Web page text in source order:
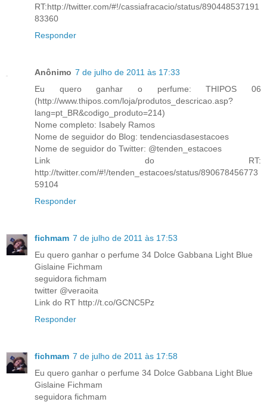
RT:http://twitter.com/#!/cassiafracacio/status/890448537191
83360
Responder
Anônimo 7 de julho de 2011 às 17:33
Eu quero ganhar o perfume: THIPOS 06
(http://www.thipos.com/loja/produtos_descricao.asp?
lang=pt_BR&codigo_produto=214)
Nome completo: Isabely Ramos
Nome de seguidor do Blog: tendenciasdasestacoes
Nome de seguidor do Twitter: @tenden_estacoes
Link do RT:
http://twitter.com/#!/tenden_estacoes/status/890678456773
59104
Responder
fichmam 7 de julho de 2011 às 17:53
Eu quero ganhar o perfume 34 Dolce Gabbana Light Blue
Gislaine Fichmam
seguidora fichmam
twitter @veraoita
Link do RT http://t.co/GCNC5Pz
Responder
fichmam 7 de julho de 2011 às 17:58
Eu quero ganhar o perfume 34 Dolce Gabbana Light Blue
Gislaine Fichmam
seguidora fichmam